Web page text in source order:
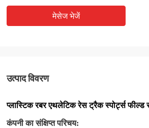
मेसेज भेजें
उत्पाद विवरण
प्लास्टिक रबर एथलेटिक रेस ट्रैक स्पोर्ट्स
कंपनी का संक्षिप्त परिचय: